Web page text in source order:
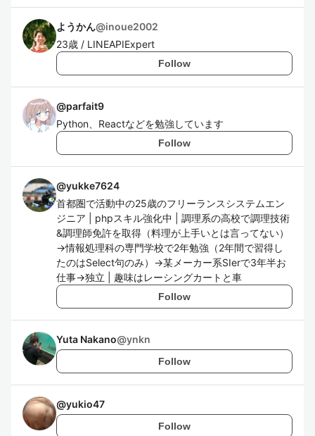
ようかん@inoue2002
23歳 / LINEAPIExpert
Follow
@parfait9
Python、Reactなどを勉強しています
Follow
@yukke7624
首都圏で活動中の25歳のフリーランスシステムエン
ジニア | phpスキル強化中 | 調理系の高校で調理技術
&調理師免許を取得（料理が上手いとは言ってない）
→情報処理科の専門学校で2年勉強（2年間で習得し
たのはSelect句のみ）→某メーカー系SIerで3年半お
仕事→独立 | 趣味はレーシングカートと車
Follow
Yuta Nakano@ynkn
Follow
@yukio47
Follow